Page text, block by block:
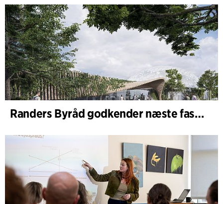
Randers Byråd godkender næste fase af udvidelsen af Randers Regnskov